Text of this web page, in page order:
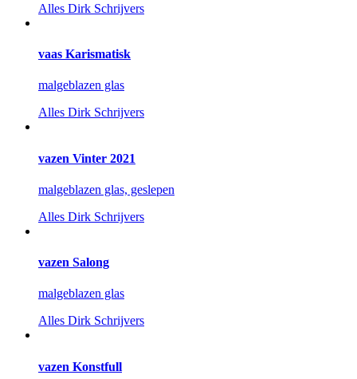
Alles Dirk Schrijvers
vaas Karismatisk
malgeblazen glas
Alles Dirk Schrijvers
vazen Vinter 2021
malgeblazen glas, geslepen
Alles Dirk Schrijvers
vazen Salong
malgeblazen glas
Alles Dirk Schrijvers
vazen Konstfull